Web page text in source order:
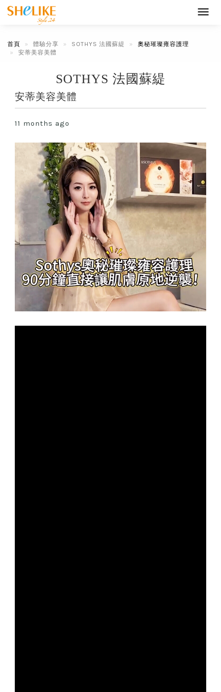
首頁 體驗分享 SOTHYS 法國蘇緹
奧秘璀璨雍容護理
安蒂美容美體
SOTHYS 法國蘇緹
安蒂美容美體
11 months ago